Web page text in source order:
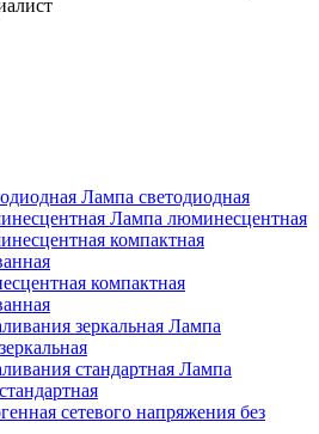
Лампа светодиодная
Лампа люминесцентная
компактная
Лампа
Лампа